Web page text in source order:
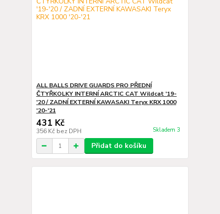
ALL BALLS DRIVE GUARDS PRO PŘEDNÍ
ČTYŘKOLKY INTERNÍ ARCTIC CAT Wildcat '19-
'20 / ZADNÍ EXTERNÍ KAWASAKI Teryx KRX 1000
'20-'21
431 Kč
356 Kč bez DPH Skladem 3
Přidat do košíku